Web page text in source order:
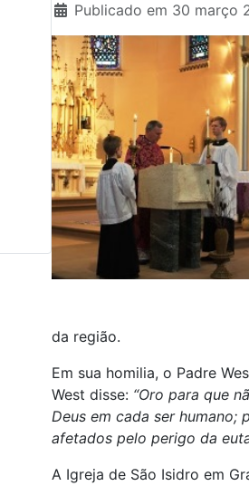
Publicado em 30 março
da região.
Em sua homilia, o Padre
West disse: “Oro para que
Deus em cada ser humano;
afetados pelo perigo da
A Igreja de São Isidro em